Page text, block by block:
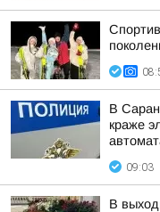
В
краже
09:03
В